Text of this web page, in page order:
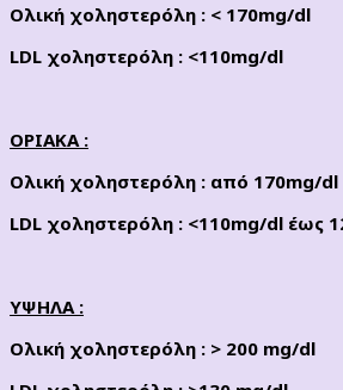
Ολική χοληστερόλη : < 170mg/dl
LDL χοληστερόλη : <110mg/dl
ΟΡΙΑΚΑ :
Ολική χοληστερόλη : από 170mg/dl
LDL χοληστερόλη : <110mg/dl έως
ΥΨΗΛΑ :
Ολική χοληστερόλη : > 200 mg/dl